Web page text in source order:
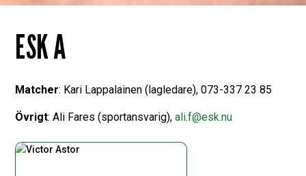
ESK A
Matcher: Kari Lappalainen (lagledare), 073-337 23 85
Övrigt: Ali Fares (sportansvarig),ali.f@esk.nu